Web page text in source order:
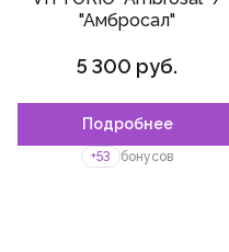
"Амбросал"
5 300 руб.
Подробнее
+53 бонусов
Пожалуйста,войдите
зарегистрируйтесь,
чтобы добавить товар в